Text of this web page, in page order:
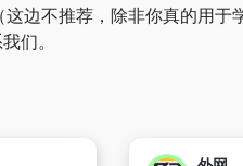
边不推荐，除非你真的用
们。